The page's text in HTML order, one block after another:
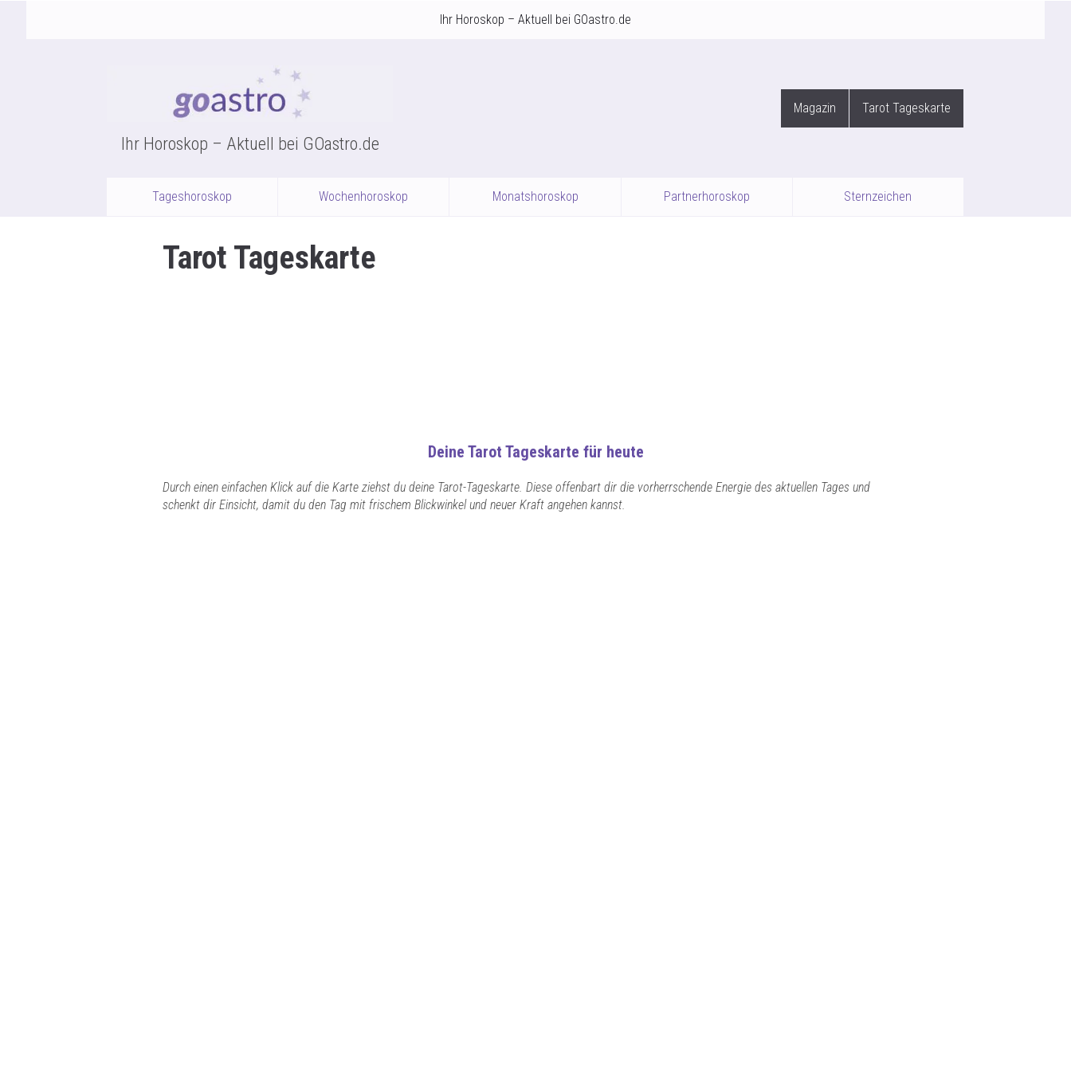
Ihr Horoskop – Aktuell bei GOastro.de
Ihr Horoskop – Aktuell bei GOastro.de
Magazin Tarot Tageskarte
Tageshoroskop Wochenhoroskop Monatshoroskop Partnerhoroskop Sternzeichen
Tarot Tageskarte
Deine Tarot Tageskarte für heute
Durch einen einfachen Klick auf die Karte ziehst du deine Tarot-Tageskarte. Diese offenbart dir die vorherrschende Energie des aktuellen Tages und
schenkt dir Einsicht, damit du den Tag mit frischem Blickwinkel und neuer Kraft angehen kannst.